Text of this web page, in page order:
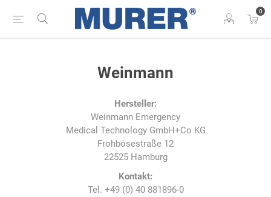
0
Weinmann
Hersteller:
Weinmann Emergency
Medical Technology GmbH+Co KG
Frohbösestraße 12
22525 Hamburg
Kontakt:
Tel. +49 (0) 40 881896-0